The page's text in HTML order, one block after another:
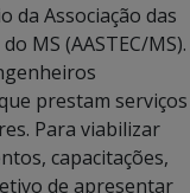
da Associação das
MS (AASTEC/MS).
prestam serviços
Para viabilizar
capacitações,
de apresentar